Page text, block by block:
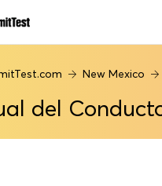
New Mexico
del